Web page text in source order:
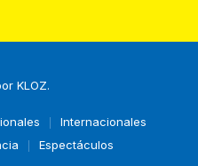
KLOZ.
Internacionales
Espectáculos